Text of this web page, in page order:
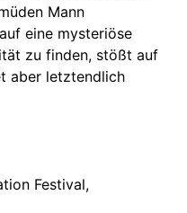
Mann
eine mysteriöse
zu finden, stößt auf
aber letztendlich
Festival,